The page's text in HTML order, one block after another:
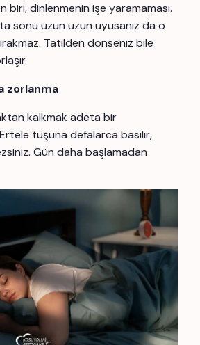
biri, dinlenmenin işe yaramaması.
sonu uzun uzun uyusanız da o
Tatilden dönseniz bile
zorlanma
kalkmak adeta bir
tuşuna defalarca basılır,
Gün daha başlamadan